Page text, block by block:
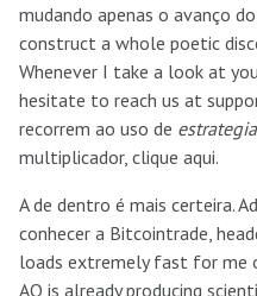
mudando apenas o avanço
construct a whole poetic
Whenever I take a look at
hesitate to reach us at
recorrem ao uso de
multiplicador, clique aqui.
A de dentro é mais certeira.
conhecer a Bitcointrade,
loads extremely fast for me
AO is already producing